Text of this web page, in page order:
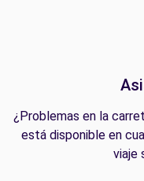
¿Problemas en la
está disponible en
viaje